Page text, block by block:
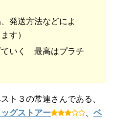
発送方法などによ
す）
ていく 最高はプラチ
ト３の常連さんである、
グストアー 、 ベ